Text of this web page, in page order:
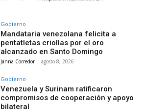
Gobierno
Mandataria venezolana felicita a
pentatletas criollas por el oro
alcanzado en Santo Domingo
Janna Corredor - agosto 8, 2026
Gobierno
Venezuela y Surinam ratificaron
compromisos de cooperación y apoyo
bilateral